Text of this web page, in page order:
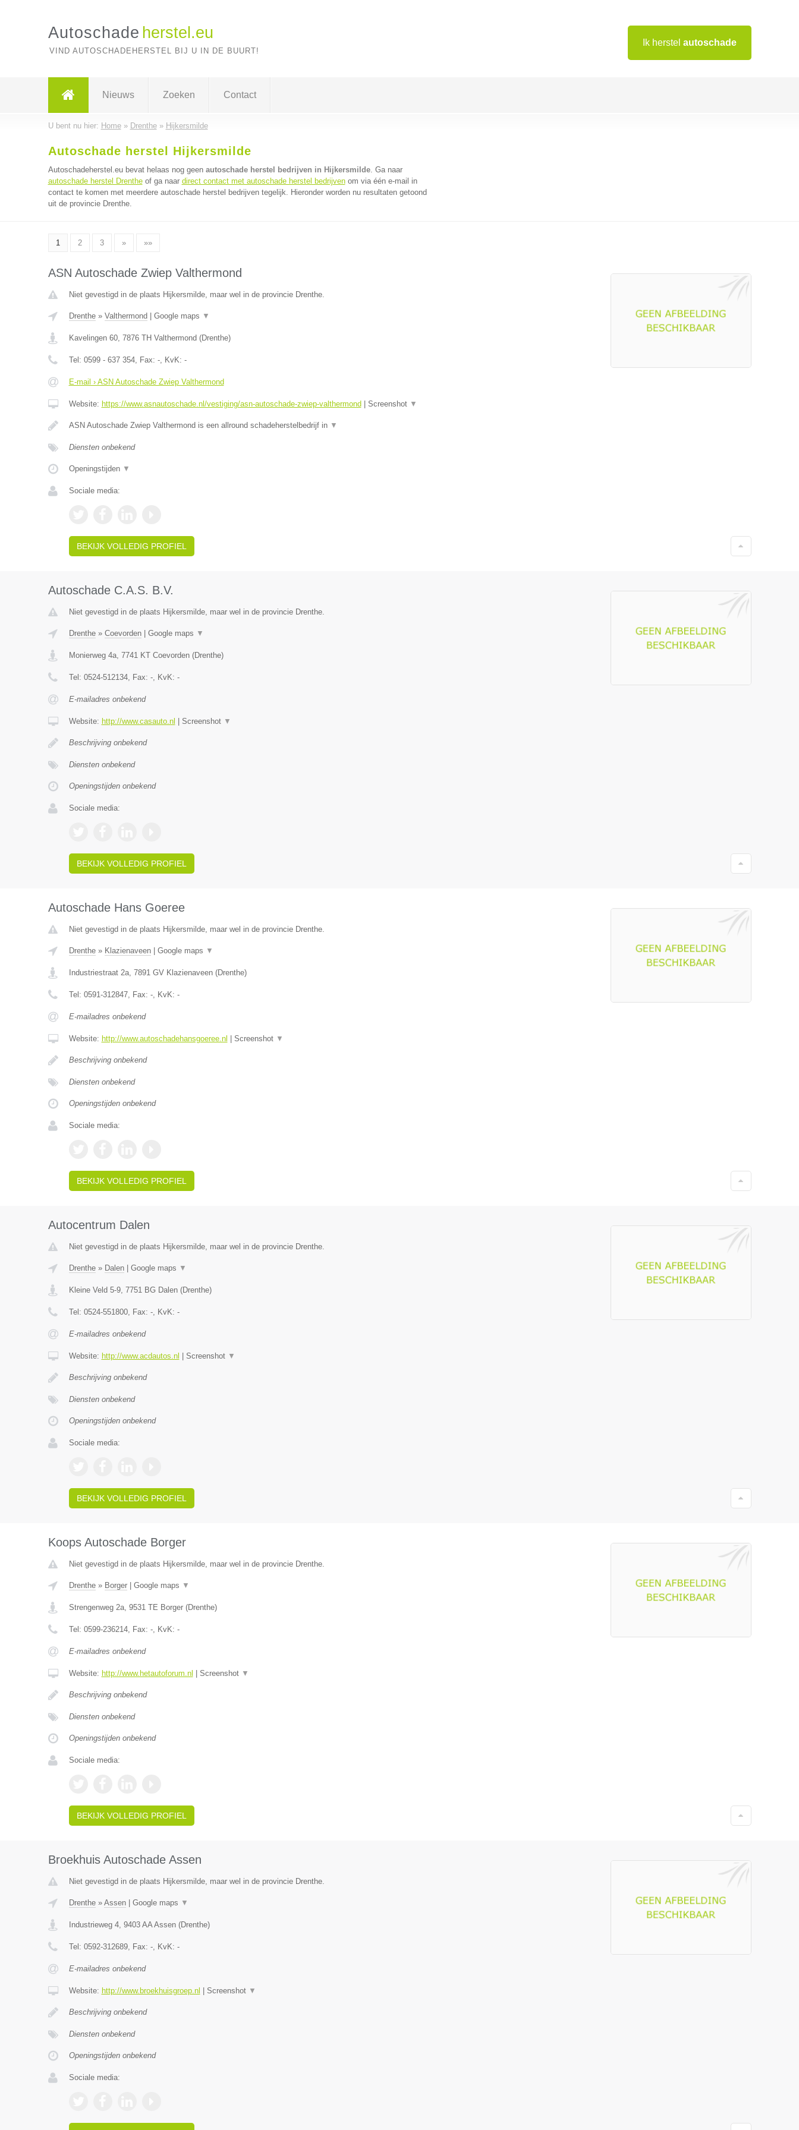
Ik herstel autoschade
Autoschade herstel.eu
VIND AUTOSCHADEHERSTEL BIJ U IN DE BUURT!
Nieuws Zoeken Contact
U bent nu hier: Home» Drenthe» Hijkersmilde
Autoschade herstel Hijkersmilde
Autoschadeherstel.eu bevat helaas nog geen autoschade herstel bedrijven in Hijkersmilde. Ga naar
autoschade herstel Drentheof ga naar direct contact met autoschade herstel bedrijvenom via één e-mail in
contact te komen met meerdere autoschade herstel bedrijven tegelijk. Hieronder worden nu resultaten getoond
uit de provincie Drenthe.
1 2 3 » »»
ASN Autoschade Zwiep Valthermond
Niet gevestigd in de plaats Hijkersmilde, maar wel in de provincie Drenthe.
Drenthe» Valthermond Google maps ▼
Kavelingen 60, 7876 TH Valthermond (Drenthe)
Tel: 0599 - 637 354, Fax: -, KvK: -
E-mail › ASN Autoschade Zwiep Valthermond
Website: https://www.asnautoschade.nl/vestiging/asn-autoschade-zwiep-valthermond Screenshot ▼
ASN Autoschade Zwiep Valthermond is een allround schadeherstelbedrijf in ▼
Diensten onbekend
Openingstijden ▼
Sociale media:
BEKIJK VOLLEDIG PROFIEL
Autoschade C.A.S. B.V.
Niet gevestigd in de plaats Hijkersmilde, maar wel in de provincie Drenthe.
Drenthe» Coevorden| Google maps ▼
Monierweg 4a, 7741 KT Coevorden(Drenthe)
Tel: 0524-512134, Fax: -, KvK: -
E-mailadres onbekend
Website: http://www.casauto.nl Screenshot ▼
Beschrijving onbekend
Diensten onbekend
Openingstijden onbekend
Sociale media:
BEKIJK VOLLEDIG PROFIEL
Autoschade Hans Goeree
Niet gevestigd in de plaats Hijkersmilde, maar wel in de provincie Drenthe.
Drenthe» Klazienaveen| Google maps ▼
Industriestraat 2a, 7891 GV Klazienaveen(Drenthe)
Tel: 0591-312847, Fax: -, KvK: -
E-mailadres onbekend
Website: http://www.autoschadehansgoeree.nl Screenshot ▼
Beschrijving onbekend
Diensten onbekend
Openingstijden onbekend
Sociale media:
BEKIJK VOLLEDIG PROFIEL
Autocentrum Dalen
Niet gevestigd in de plaats Hijkersmilde, maar wel in de provincie Drenthe.
Drenthe» Dalen| Google maps ▼
Kleine Veld 5-9, 7751 BG Dalen(Drenthe)
Tel: 0524-551800, Fax: -, KvK: -
E-mailadres onbekend
Website: http://www.acdautos.nl Screenshot ▼
Beschrijving onbekend
Diensten onbekend
Openingstijden onbekend
Sociale media:
BEKIJK VOLLEDIG PROFIEL
Koops Autoschade Borger
Niet gevestigd in de plaats Hijkersmilde, maar wel in de provincie Drenthe.
Drenthe» Borger| Google maps ▼
Strengenweg 2a, 9531 TE Borger(Drenthe)
Tel: 0599-236214, Fax: -, KvK: -
E-mailadres onbekend
Website: http://www.hetautoforum.nl Screenshot ▼
Beschrijving onbekend
Diensten onbekend
Openingstijden onbekend
Sociale media:
BEKIJK VOLLEDIG PROFIEL
Broekhuis Autoschade Assen
Niet gevestigd in de plaats Hijkersmilde, maar wel in de provincie Drenthe.
Drenthe» Assen| Google maps ▼
Industrieweg 4, 9403 AA Assen(Drenthe)
Tel: 0592-312689, Fax: -, KvK: -
E-mailadres onbekend
Website: http://www.broekhuisgroep.nl Screenshot ▼
Beschrijving onbekend
Diensten onbekend
Openingstijden onbekend
Sociale media: